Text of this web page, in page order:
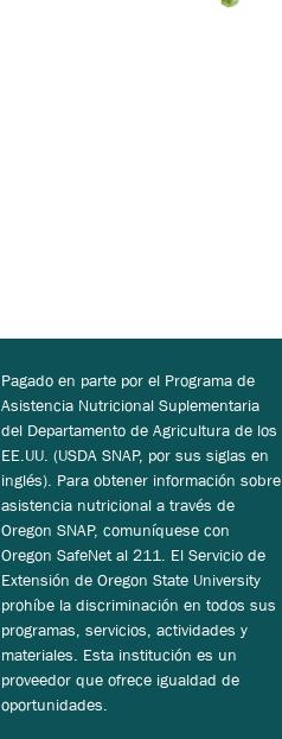
Pagado en parte por el Programa de
Asistencia Nutricional Suplementaria
del Departamento de Agricultura de los
EE.UU. (USDA SNAP, por sus siglas en
inglés). Para obtener información sobre
asistencia nutricional a través de
Oregon SNAP, comuníquese con
Oregon SafeNet al 211. El Servicio de
Extensión de Oregon State University
prohíbe la discriminación en todos sus
programas, servicios, actividades y
materiales. Esta institución es un
proveedor que ofrece igualdad de
oportunidades.